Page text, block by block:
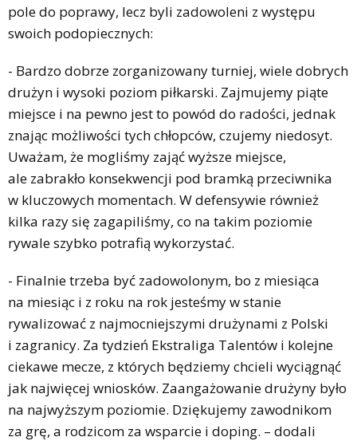
pole do poprawy, lecz byli zadowoleni z występu
swoich podopiecznych:
- Bardzo dobrze zorganizowany turniej, wiele dobrych
drużyn i wysoki poziom piłkarski. Zajmujemy piąte
miejsce i na pewno jest to powód do radości, jednak
znając możliwości tych chłopców, czujemy niedosyt.
Uważam, że mogliśmy zająć wyższe miejsce,
ale zabrakło konsekwencji pod bramką przeciwnika
w kluczowych momentach. W defensywie również
kilka razy się zagapiliśmy, co na takim poziomie
rywale szybko potrafią wykorzystać.
- Finalnie trzeba być zadowolonym, bo z miesiąca
na miesiąc i z roku na rok jesteśmy w stanie
rywalizować z najmocniejszymi drużynami z Polski
i zagranicy. Za tydzień Ekstraliga Talentów i kolejne
ciekawe mecze, z których będziemy chcieli wyciągnąć
jak najwięcej wniosków. Zaangażowanie drużyny było
na najwyższym poziomie. Dziękujemy zawodnikom
za grę, a rodzicom za wsparcie i doping. – dodali